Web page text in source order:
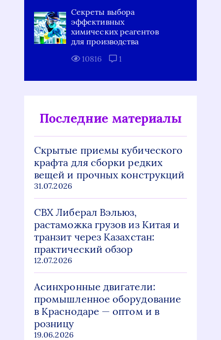
Секреты выбора
эффективных
химических реагентов
для производства
10816
1
Последние материалы
Скрытые приемы кубического
крафта для сборки редких
вещей и прочных конструкций
31.07.2026
СВХ Либерал Вэльюз,
растаможка грузов из Китая и
транзит через Казахстан:
практический обзор
12.07.2026
Асинхронные двигатели:
промышленное оборудование
в Краснодаре — оптом и в
розницу
19.06.2026